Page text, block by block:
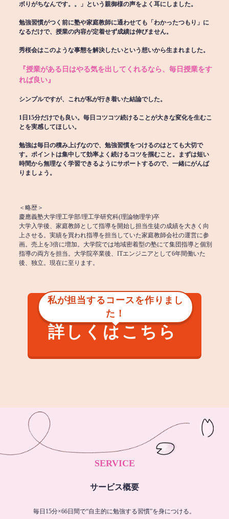
ボりがちなんです。。」という親御様の声をよく耳にしました。
勉強習慣がつく前に塾や家庭教師に通わせても「わかったつもり」に
なるだけで、授業の内容が定着せず成績は伸びません。
秀桜会はこのような事態を解決したいという想いから生まれました。
『授業がある日はやる気を出してくれるなら、毎日授業をす
れば良い』
シンプルですが、これが私が行き着いた結論でした。
1日15分だけでも良い。毎日コツコツ続けることが大きな変化を生むこ
とを実感してほしい。
勉強は毎日の積み上げなので、勉強習慣をつけるのはとても大切で
す。ポイントは集中して効率よく続けるコツを掴むこと。まずは短い
時間から無理なく学習できるようにサポートするので、一緒にがんば
りましょう。
＜略歴＞
慶應義塾大学理工学部/理工学研究科(理論物理学)卒
大学入学後、家庭教師として指導を開始し担当生徒の成績を大きく向
上させる。実績を買われ指導を担当していた家庭教師会社の運営に参
画。売上を3倍に増加。大学院では地域密着型の塾にて集団指導と個別
指導の両方を担当。大学院卒業後、ITエンジニアとして6年間働いた
後、独立。現在に至ります。
私が担当するコースを作りまし
た！
詳しくはこちら
SERVICE
サービス概要
毎日15分×66日間で“自主的に勉強する習慣”を身につける。